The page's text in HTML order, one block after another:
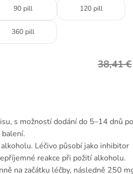
90 pill 120 pill
360 pill
38,41€
s možností dodání do 5–14 dnů
Léčivo působí jako inhibitor
reakce při požití alkoholu.
na začátku léčby, následně 250